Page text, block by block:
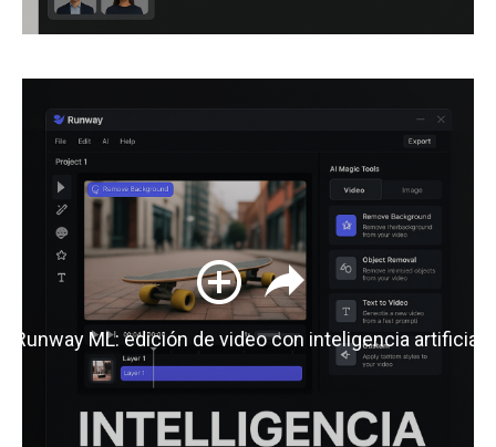
Runway ML: edición de video con inteligencia artificial